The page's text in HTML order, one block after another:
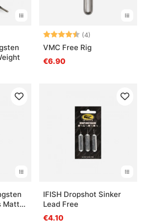
tähdestäArvio: (4)
VMC Free Rig
€6.90
Matte
IFISH Dropshot Sinker
Lead Free
€4.10